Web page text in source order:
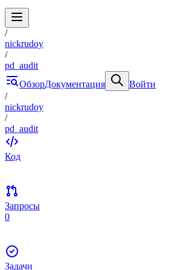
/
nickrudoy
/
pd_audit
ОбзорДокументация
Войти
/
nickrudoy
/
pd_audit
Код
Запросы
0
Задачи